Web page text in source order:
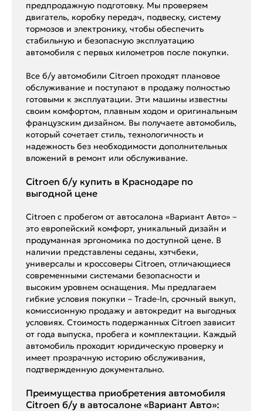
предпродажную подготовку. Мы проверяем
двигатель, коробку передач, подвеску, систему
тормозов и электронику, чтобы обеспечить
стабильную и безопасную эксплуатацию
автомобиля с первых километров после покупки.
Все б/у автомобили Citroen проходят плановое
обслуживание и поступают в продажу полностью
готовыми к эксплуатации. Эти машины известны
своим комфортом, плавным ходом и оригинальным
французским дизайном. Вы получаете автомобиль,
который сочетает стиль, технологичность и
надежность без необходимости дополнительных
вложений в ремонт или обслуживание.
Citroen б/у купить в Краснодаре по
выгодной цене
Citroen с пробегом от автосалона «Вариант Авто» –
это европейский комфорт, уникальный дизайн и
продуманная эргономика по доступной цене. В
наличии представлены седаны, хэтчбеки,
универсалы и кроссоверы Citroen, отличающиеся
современными системами безопасности и
высоким уровнем оснащения. Мы предлагаем
гибкие условия покупки – Trade-In, срочный выкуп,
комиссионную продажу и автокредит на выгодных
условиях. Стоимость подержанных Citroen зависит
от года выпуска, пробега и комплектации. Каждый
автомобиль проходит юридическую проверку и
имеет прозрачную историю обслуживания,
подтвержденную документально.
Преимущества приобретения автомобиля
Citroen б/у в автосалоне «Вариант Авто»: